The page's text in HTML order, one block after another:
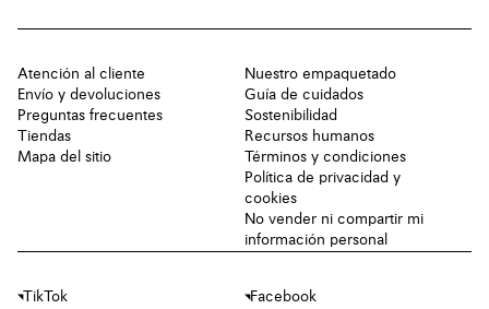
Atención al cliente
Envío y devoluciones
Preguntas frecuentes
Tiendas
Mapa del sitio
Nuestro empaquetado
Guía de cuidados
Sostenibilidad
Recursos humanos
Términos y condiciones
Política de privacidad y
cookies
No vender ni compartir mi
información personal
TikTok
Facebook